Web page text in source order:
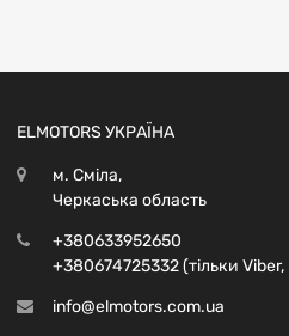
ELMOTORS УКРАЇНА
м. Сміла,
Черкаська область
+380633952650
+380674725332 (тільки
info@elmotors.com.ua